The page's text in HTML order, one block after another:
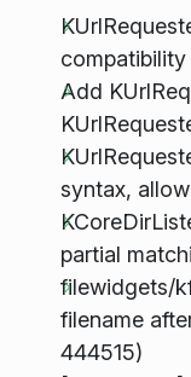
Add
syntax,
partial
filewidgets/
filename
444515)